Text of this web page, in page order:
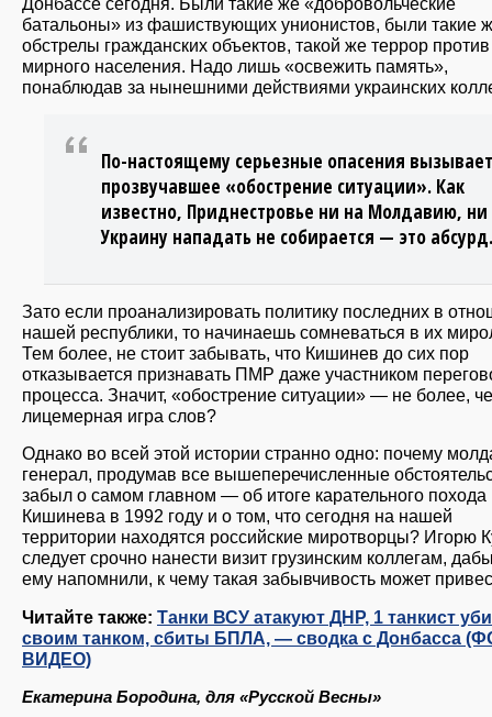
батальоны» из фашиствующих унионистов, были такие
обстрелы гражданских объектов, такой же террор против
мирного населения. Надо лишь «освежить память»,
понаблюдав за нынешними действиями украинских
По-настоящему серьезные опасения вызывает
прозвучавшее «обострение ситуации». Как
известно, Приднестровье ни на Молдавию, ни
Украину нападать не собирается — это абсурд.
Зато если проанализировать политику последних в
нашей республики, то начинаешь сомневаться в их
Тем более, не стоит забывать, что Кишинев до сих пор
отказывается признавать ПМР даже участником
процесса. Значит, «обострение ситуации» — не более,
лицемерная игра слов?
Однако во всей этой истории странно одно: почему
генерал, продумав все вышеперечисленные
забыл о самом главном — об итоге карательного похода
Кишинева в 1992 году и о том, что сегодня на нашей
территории находятся российские миротворцы? Игорю
следует срочно нанести визит грузинским коллегам,
ему напомнили, к чему такая забывчивость может
Читайте также: Танки ВСУ атакуют ДНР, 1 танкист
своим танком, сбиты БПЛА, — сводка с Донбасса
ВИДЕО)
Екатерина Бородина, для «Русской Весны»